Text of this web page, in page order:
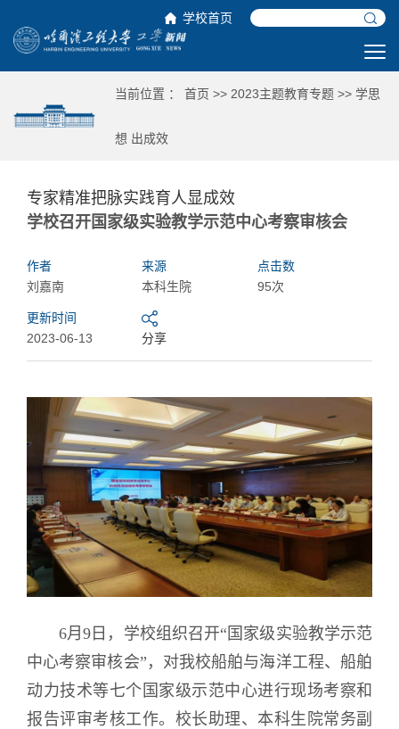
学校首页
当前位置 ： 首页 >> 2023主题教育专题 >> 学思
想 出成效
专家精准把脉实践育人显成效
学校召开国家级实验教学示范中心考察审核会
作者
刘嘉南
来源
本科生院
点击数
95次
更新时间
2023-06-13
分享
6月9日，学校组织召开“国家级实验教学示范
中心考察审核会”，对我校船舶与海洋工程、船舶
动力技术等七个国家级示范中心进行现场考察和
报告评审考核工作。校长助理、本科生院常务副